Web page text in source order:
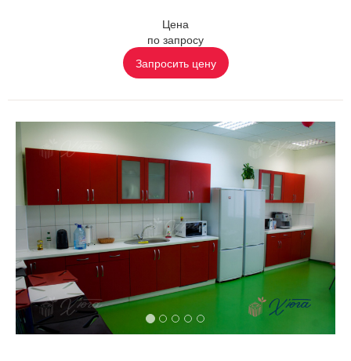
Цена
по запросу
Запросить цену